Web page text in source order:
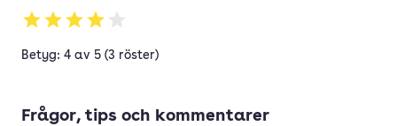
Betyg: 4 av 5 (3 röster)
Frågor, tips och kommentarer